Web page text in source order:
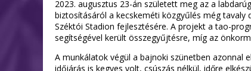
2023. augusztus 23-án született meg az a
biztosításáról a kecskeméti közgyűlés még
Széktói Stadion fejlesztésére. A projekt a tao-
segítségével került összegyűjtésre, míg az
A munkálatok végül a bajnoki szünetben azonnal
időjárás is kegyes volt, csúszás nélkül, időre